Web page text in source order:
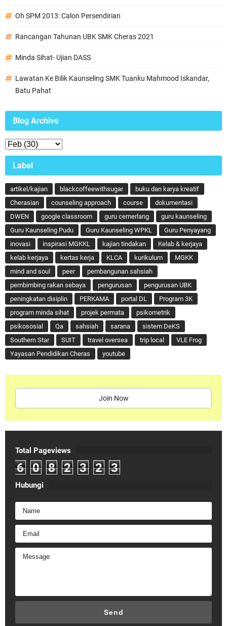
Oh SPM 2013: Calon Persendirian
Rancangan Tahunan UBK SMK Cheras 2021
Minda Sihat- Ujian DASS
Lawatan Ke Bilik Kaunseling SMK Tuanku Mahmood Iskandar,
Batu Pahat
Blog Archive
Label
artikel/kajian blackcoffeewithsugar
buku dan karya kreatif
Cherasian
counseling approach course
dokumentasi
DWEN
google classroom guru cemerlang
guru kaunseling
Guru Kaunseling Pudu
Guru Kaunseling WPKL
Guru Penyayang
inovasi
inspirasi MGKKL kajian tindakan
Kelab & kerjaya
kelab kerjaya
kertas kerja KLCA kurikulum
MGKK
mind and soul
peer
pembangunan sahsiah
pembimbing rakan sebaya
pengurusan
pengurusan UBK
peningkatan disiplin
PERKAMA portal DL
Program 3K
program minda sihat
projek permata
psikometrik
psikososial
Qa sahsiah sarana
sistem DeKS
Southern Star
SUIT travel oversea trip local
VLE Frog
Yayasan Pendidikan Cheras
youtube
Join Now
Total Pageviews
6 0 8 2 3 2 3
Hubungi